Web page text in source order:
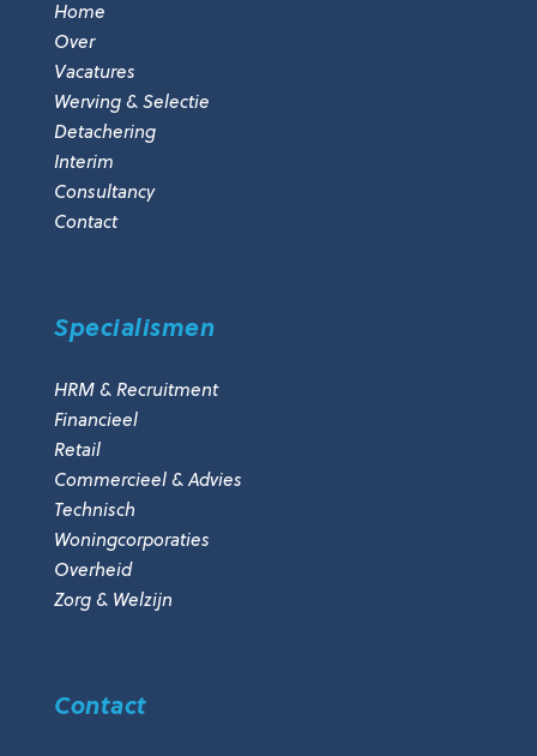
Home
Over
Vacatures
Werving & Selectie
Detachering
Interim
Consultancy
Contact
Specialismen
HRM & Recruitment
Financieel
Retail
Commercieel & Advies
Technisch
Woningcorporaties
Overheid
Zorg & Welzijn
Contact